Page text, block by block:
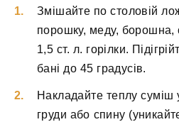
Змішайте по столовій
порошку, меду, борошна,
1,5 ст. л. горілки.
бані до 45 градусів.
Накладайте теплу суміш
груди або спину